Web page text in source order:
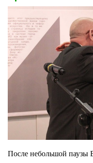
После небольшой